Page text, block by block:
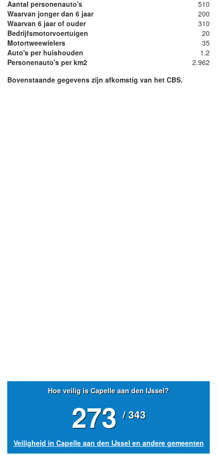
Aantal personenauto's
510
Waarvan jonger dan 6 jaar
200
Waarvan 6 jaar of ouder
310
Bedrijfsmotorvoertuigen
20
Motortweewielers
35
Auto's per huishouden
1.2
Personenauto's per km2
2.962
Bovenstaande gegevens zijn afkomstig van het CBS.
Hoe veilig is Capelle aan den IJssel?
273 / 343
Veiligheid in Capelle aan den IJssel en andere gemeenten